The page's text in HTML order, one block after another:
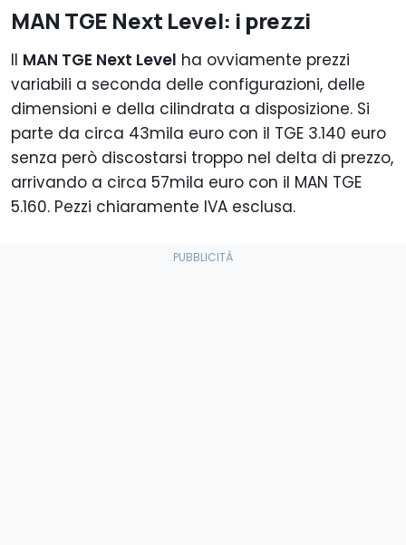
MAN TGE Next Level: i prezzi
Il MAN TGE Next Level ha ovviamente prezzi
variabili a seconda delle configurazioni, delle
dimensioni e della cilindrata a disposizione. Si
parte da circa 43mila euro con il TGE 3.140 euro
senza però discostarsi troppo nel delta di prezzo,
arrivando a circa 57mila euro con il MAN TGE
5.160. Pezzi chiaramente IVA esclusa.